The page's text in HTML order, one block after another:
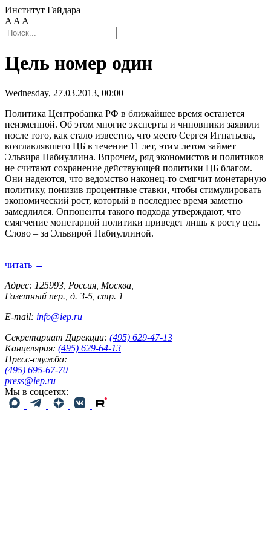
Институт Гайдара
A A A
Цель номер один
Wednesday, 27.03.2013, 00:00
Политика Центробанка РФ в ближайшее время останется
неизменной. Об этом многие эксперты и чиновники заявили
после того, как стало известно, что место Сергея Игнатьева,
возглавлявшего ЦБ в течение 11 лет, этим летом займет
Эльвира Набиуллина. Впрочем, ряд экономистов и политиков
не считают сохранение действующей политики ЦБ благом.
Они надеются, что ведомство наконец-то смягчит монетарную
политику, понизив процентные ставки, чтобы стимулировать
экономический рост, который в последнее время заметно
замедлился. Оппоненты такого подхода утверждают, что
смягчение монетарной политики приведет лишь к росту цен.
Слово – за Эльвирой Набиуллиной.
читать →
Адрес: 125993, Россия, Москва,
Газетный пер., д. 3-5, стр. 1
E-mail: info@iep.ru
Секретариат Дирекции: (495) 629-47-13
Канцелярия: (495) 629-64-13
Пресс-служба:
(495) 695-67-70
press@iep.ru
Мы в соцсетях: